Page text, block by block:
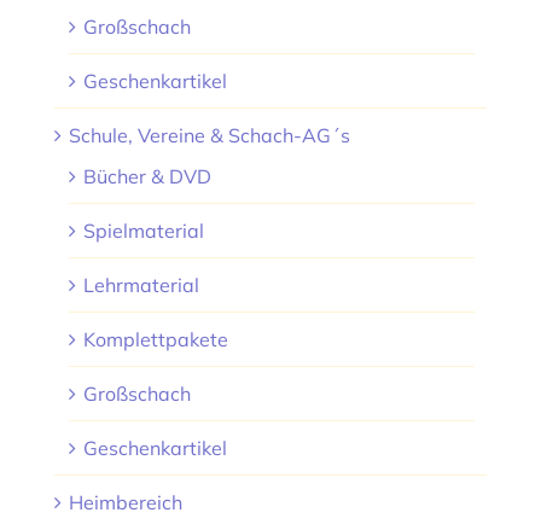
Großschach
Geschenkartikel
Schule, Vereine & Schach-AG´s
Bücher & DVD
Spielmaterial
Lehrmaterial
Komplettpakete
Großschach
Geschenkartikel
Heimbereich